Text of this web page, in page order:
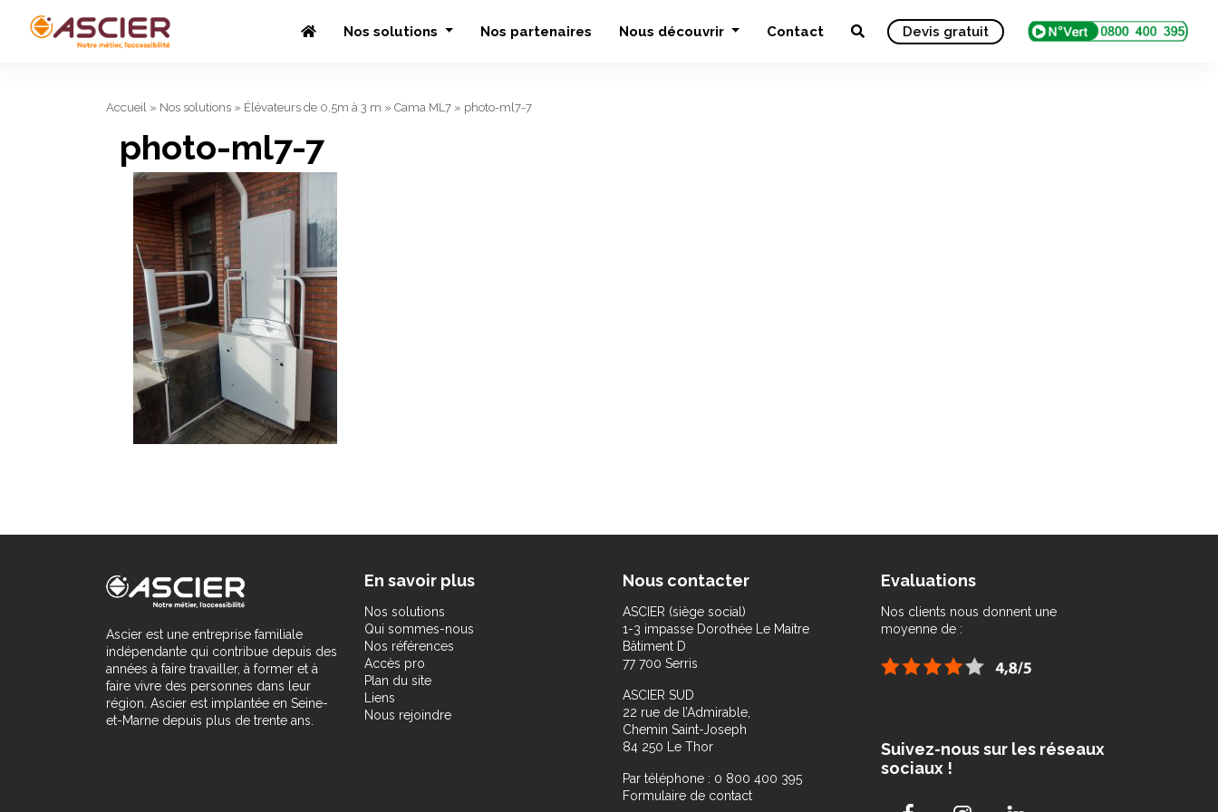
Nos solutions Nos partenaires Nous découvrir Contact Devis gratuit
Accueil » Nos solutions » Élévateurs de 0,5m à 3 m » Cama ML7 » photo-ml7-7
photo-ml7-7
Ascier est une entreprise familiale
indépendante qui contribue depuis des
années à faire travailler, à former et à
faire vivre des personnes dans leur
région. Ascier est implantée en Seine-
et-Marne depuis plus de trente ans.
En savoir plus
Nos solutions
Qui sommes-nous
Nos références
Accès pro
Plan du site
Liens
Nous rejoindre
Nous contacter
ASCIER (siège social)
1-3 impasse Dorothée Le Maitre
Bâtiment D
77 700 Serris
ASCIER SUD
22 rue de l’Admirable,
Chemin Saint-Joseph
84 250 Le Thor
Par téléphone : 0 800 400 395
Formulaire de contact
Evaluations
Nos clients nous donnent une
moyenne de :
Suivez-nous sur les réseaux
sociaux !